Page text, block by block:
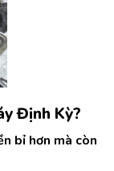
Định Kỳ?
bỉ hơn mà còn